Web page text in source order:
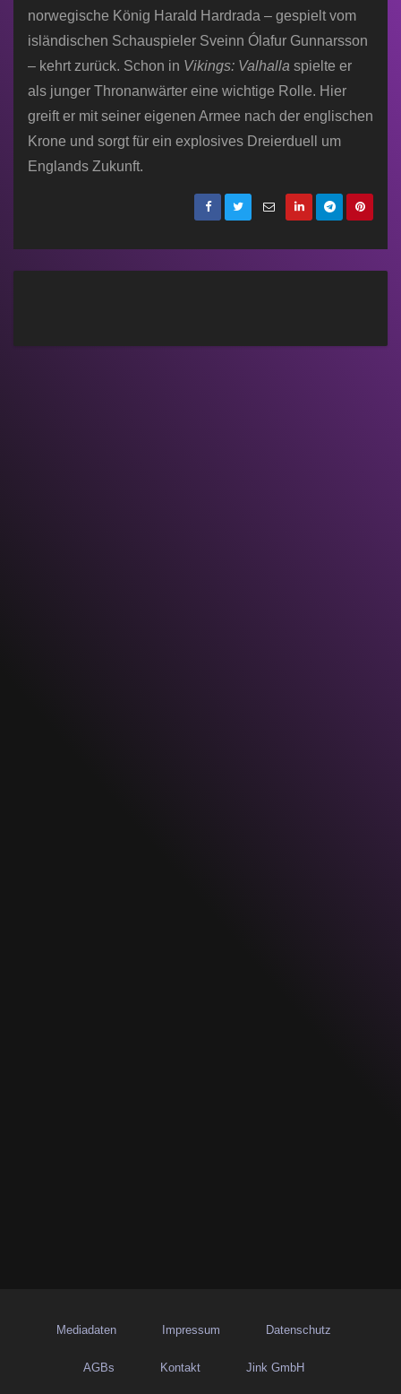
norwegische König Harald Hardrada – gespielt vom
isländischen Schauspieler Sveinn Ólafur Gunnarsson
– kehrt zurück. Schon in Vikings: Valhalla spielte er
als junger Thronanwärter eine wichtige Rolle. Hier
greift er mit seiner eigenen Armee nach der englischen
Krone und sorgt für ein explosives Dreierduell um
Englands Zukunft.
Mediadaten Impressum Datenschutz
AGBs Kontakt Jink GmbH